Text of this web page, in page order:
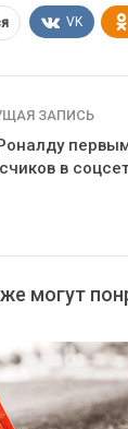
VK
ЗАПИСЬ
в
могут